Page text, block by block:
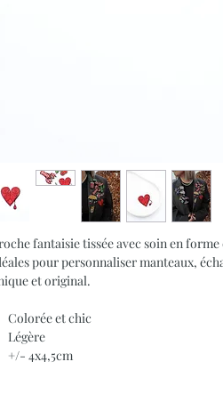
fantaisie tissée avec soin en
pour personnaliser manteaux,
et original.
Colorée et chic
Légère
+/- 4x4,5cm